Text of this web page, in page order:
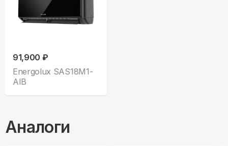
91,900 ₽
Energolux SAS18M1-
AIB
Аналоги